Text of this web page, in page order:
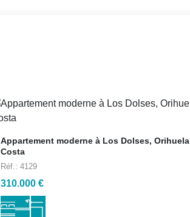
Appartement moderne à Los Dolses, Orihuela
Costa
Réf.: 4129
310.000 €